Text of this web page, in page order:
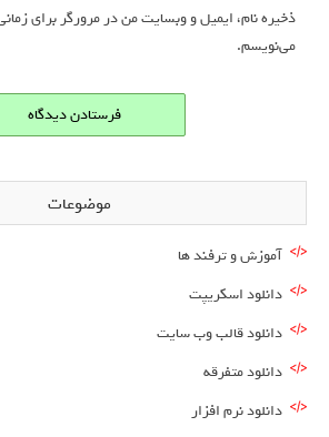
ذخیره نام، ایمیل و وبسایت من در مرورگر برای
می‌نویسم.
موضوعات
آموزش و ترفند ها
دانلود اسکریپت
دانلود قالب وب سایت
دانلود متفرقه
دانلود نرم افزار